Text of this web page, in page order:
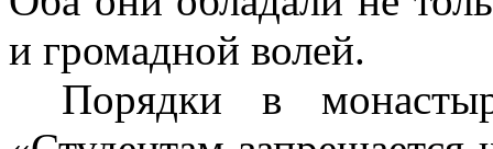
и громадной волей.
Порядки в